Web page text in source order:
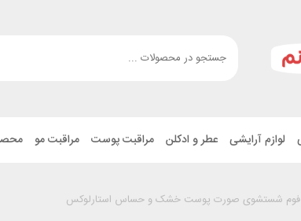
لوازم آرایشی عطر و ادکلن مراقبت پوست مراقبت مو
فوم شستشوی صورت پوست خشک و حساس استارلوکس